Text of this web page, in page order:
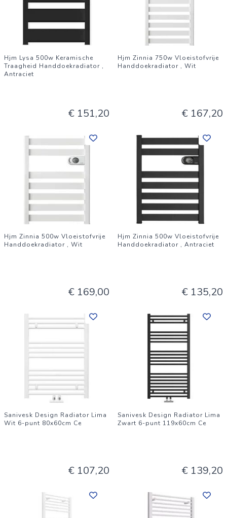
Hjm Lysa 500w Keramische
Traagheid Handdoekradiator ,
Antraciet
€ 151,20
Hjm Zinnia 750w Vloeistofvrije
Handdoekradiator , Wit
€ 167,20
Hjm Zinnia 500w Vloeistofvrije
Handdoekradiator , Wit
€ 169,00
Hjm Zinnia 500w Vloeistofvrije
Handdoekradiator , Antraciet
€ 135,20
Sanivesk Design Radiator Lima
Wit 6-punt 80x60cm Ce
€ 107,20
Sanivesk Design Radiator Lima
Zwart 6-punt 119x60cm Ce
€ 139,20